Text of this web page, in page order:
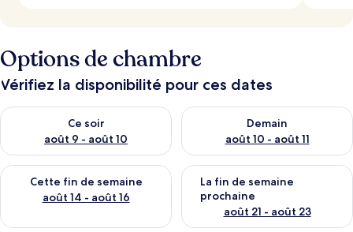
Options de chambre
Vérifiez la disponibilité pour ces dates
Ce soir
août 9 - août 10
Vérifier la disponibilité pour ce soir août 9 - août 10
Demain
août 10 - août 11
Vérifier la disponibilité pour
Cette fin de semaine
août 14 - août 16
Vérifier la disponibilité pour cette fin de semaine août 14 -
La fin de semaine
prochaine
août 21 - août 23
Vérifier la disponibilité pour